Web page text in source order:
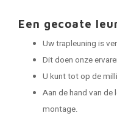
Een gecoate
Uw trapleuning is
Dit doen onze
U kunt tot op de
Aan de hand van
montage.